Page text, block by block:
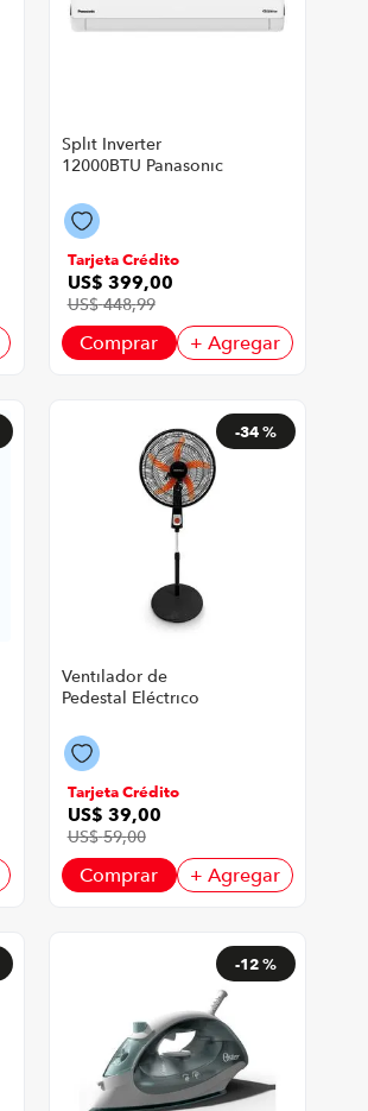
Split Inverter
12000BTU Panasonic
Tarjeta Crédito
US$ 399,00
US$ 448,99
Comprar + Agregar
-34 %
Ventilador de
Pedestal Eléctrico
Negro
Tarjeta Crédito
US$ 39,00
US$ 59,00
Comprar + Agregar
-12 %